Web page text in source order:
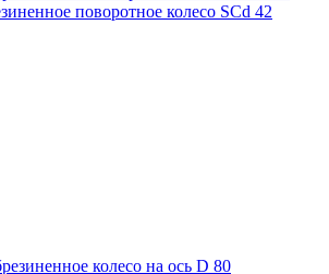
поворотное колесо SCd 42